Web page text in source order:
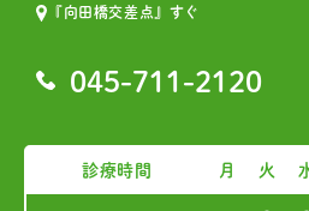
『向田橋交差点』すぐ
045-711-2120
診療時間 月 火